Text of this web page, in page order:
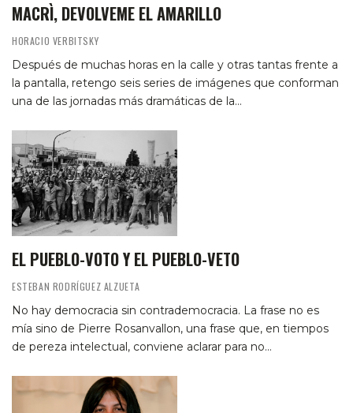
MACRÌ, DEVOLVEME EL AMARILLO
HORACIO VERBITSKY
Después de muchas horas en la calle y otras tantas frente a
la pantalla, retengo seis series de imágenes que conforman
una de las jornadas más dramáticas de la…
EL PUEBLO-VOTO Y EL PUEBLO-VETO
ESTEBAN RODRÍGUEZ ALZUETA
No hay democracia sin contrademocracia. La frase no es
mía sino de Pierre Rosanvallon, una frase que, en tiempos
de pereza intelectual, conviene aclarar para no…